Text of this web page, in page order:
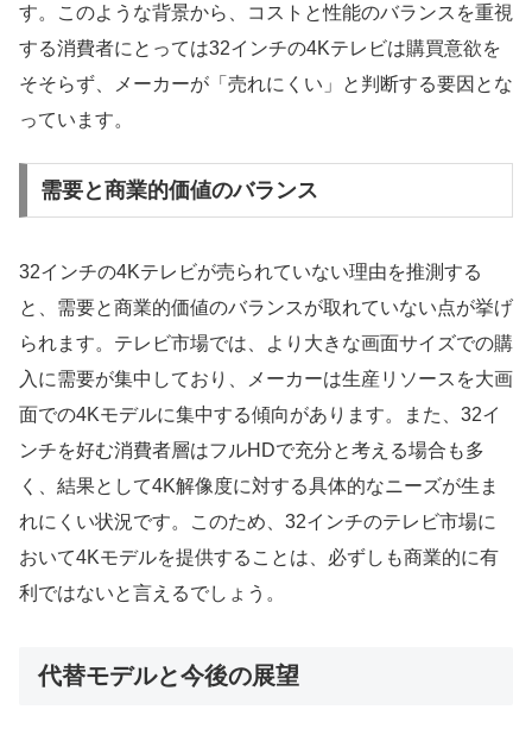
す。このような背景から、コストと性能のバランスを重視
する消費者にとっては32インチの4Kテレビは購買意欲を
そそらず、メーカーが「売れにくい」と判断する要因とな
っています。
需要と商業的価値のバランス
32インチの4Kテレビが売られていない理由を推測する
と、需要と商業的価値のバランスが取れていない点が挙げ
られます。テレビ市場では、より大きな画面サイズでの購
入に需要が集中しており、メーカーは生産リソースを大画
面での4Kモデルに集中する傾向があります。また、32イ
ンチを好む消費者層はフルHDで充分と考える場合も多
く、結果として4K解像度に対する具体的なニーズが生ま
れにくい状況です。このため、32インチのテレビ市場に
おいて4Kモデルを提供することは、必ずしも商業的に有
利ではないと言えるでしょう。
代替モデルと今後の展望